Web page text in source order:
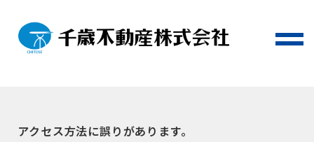
アクセス方法に誤りがあります。